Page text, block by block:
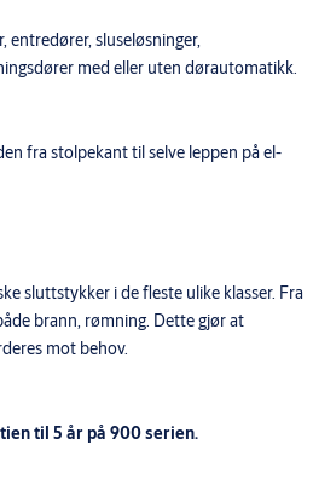
entredører, sluseløsninger,
med eller uten dørautomatikk.
fra stolpekant til selve leppen på el-
sluttstykker i de fleste ulike klasser. Fra
brann, rømning. Dette gjør at
mot behov.
til 5 år på 900 serien.